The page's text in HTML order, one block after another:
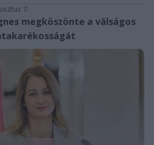
7.
megköszönte a válságos